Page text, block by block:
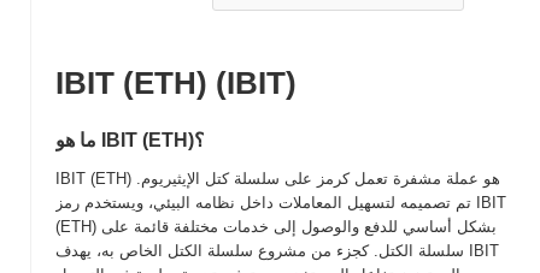
IBIT (ETH) (IBIT)
ما هو IBIT (ETH)؟
IBIT (ETH) هو عملة مشفرة تعمل كرمز على سلسلة كتل الإيثيريوم.
تم تصميمه لتسهيل المعاملات داخل نظامه البيئي، ويستخدم رمز IBIT
(ETH) بشكل أساسي للدفع والوصول إلى خدمات مختلفة قائمة على
سلسلة الكتل. كجزء من مشروع سلسلة الكتل الخاص به، يهدف IBIT